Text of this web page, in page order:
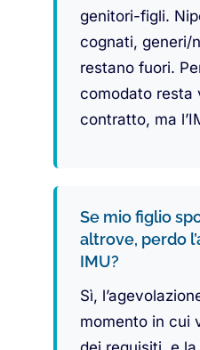
genitori-figli.
cognati, generi/
restano fuori.
comodato resta
contratto, ma
Se mio figlio
altrove, perdo
IMU?
Sì,
momento in cui